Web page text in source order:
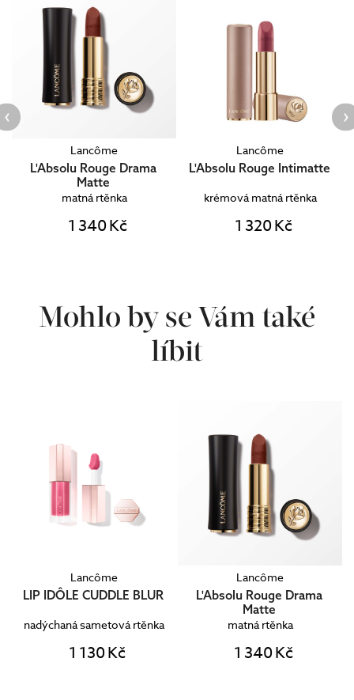
Lancôme
L'Absolu Rouge Drama
Matte
matná rtěnka
1 340 Kč
Lancôme
L'Absolu Rouge Intimatte
krémová matná rtěnka
1 320 Kč
Mohlo by se Vám také
líbit
Lancôme
LIP IDÔLE CUDDLE BLUR
nadýchaná sametová rtěnka
1 130 Kč
Lancôme
L'Absolu Rouge Drama
Matte
matná rtěnka
1 340 Kč